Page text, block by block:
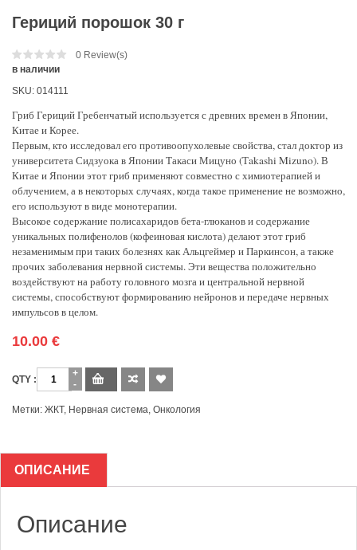
Гериций порошок 30 г
0 Review(s)
в наличии
SKU: 014111
Гриб Гериций Гребенчатый используется с древних времен в Японии,
Китае и Корее.
Первым, кто исследовал его противоопухолевые свойства, стал доктор из
университета Сидзуока в Японии Такаси Мицуно (Тakashi Mizuno). В
Китае и Японии этот гриб применяют совместно с химиотерапией и
облучением, а в некоторых случаях, когда такое применение не возможно,
его используют в виде монотерапии.
Высокое содержание полисахаридов бета-глюканов и содержание
уникальных полифенолов (кофеиновая кислота) делают этот гриб
незаменимым при таких болезнях как Альцгеймер и Паркинсон, а также
прочих заболевания нервной системы. Эти вещества положительно
воздействуют на работу головного мозга и центральной нервной
системы, способствуют формированию нейронов и передаче нервных
импульсов в целом.
10.00 €
Количество
Метки: ЖКТ, Нервная система, Онкология
ОПИСАНИЕ
Описание